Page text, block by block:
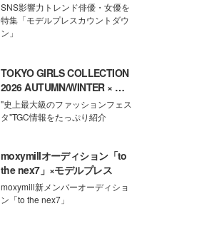
SNS影響力トレンド俳優・女優を
特集「モデルプレスカウントダウ
ン」
TOKYO GIRLS COLLECTION
2026 AUTUMN/WINTER × モ
デルプレス
"史上最大級のファッションフェス
タ"TGC情報をたっぷり紹介
moxymillオーディション「to
the nex7」×モデルプレス
moxymill新メンバーオーディショ
ン「to the nex7」